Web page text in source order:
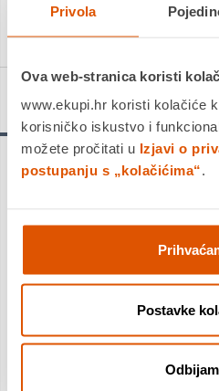
Privola
Ova web-stranica koristi
www.ekupi.hr koristi kolačiće
korisničko iskustvo i
možete pročitati u Izjavi o
postupanju s „kolačićima“.
Postavke
Usporedite proizvod
Detalji proizvoda
Najpoznatija svjetska linija
bazi vode slična akrilu sadrži
slijedeća boja potpuno prekriva
miješati te tako dobijate bezbroj
žive i trajne a ispis ne probija
uspješni i omiljeni za crtanje
grafova. Pišu po svim